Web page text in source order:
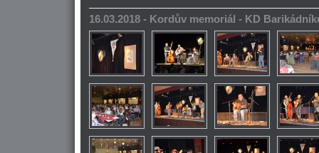
16.03.2018 - Kordův memoriál - KD